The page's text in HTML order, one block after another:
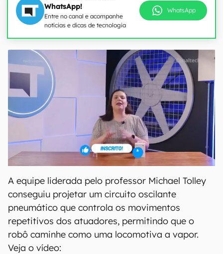
WhatsApp!
Entre no canal e acompanhe
notícias e dicas de tecnologia
WhatsApp
A equipe liderada pelo professor Michael Tolley
conseguiu projetar um circuito oscilante
pneumático que controla os movimentos
repetitivos dos atuadores, permitindo que o
robô caminhe como uma locomotiva a vapor.
Veja o vídeo: